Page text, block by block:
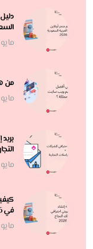
مايو 25,
من
مايو 24, 2026
مايو 24, 2026
في 2026
مايو 24, 2026